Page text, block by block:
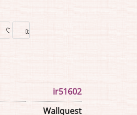
ir51602
Wallquest